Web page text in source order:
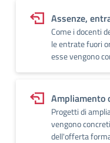
Assenze,
Come i docenti
le entrate fuori
esse vengono
Progetti di
vengono
dell'offerta